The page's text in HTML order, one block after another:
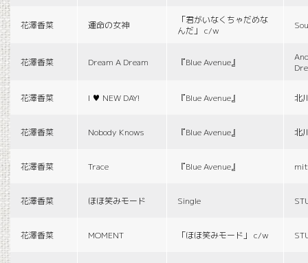
花澤香菜 運命の女神
「君がいなくちゃだめな
んだ」 c/w
花澤香菜 Dream A Dream 『Blue Avenue』
花澤香菜 I ♥ NEW DAY! 『Blue Avenue』 北
花澤香菜 Nobody Knows 『Blue Avenue』 北
花澤香菜 Trace 『Blue Avenue』
花澤香菜 ほほ笑みモード Single
花澤香菜 MOMENT 「ほほ笑みモード」 c/w